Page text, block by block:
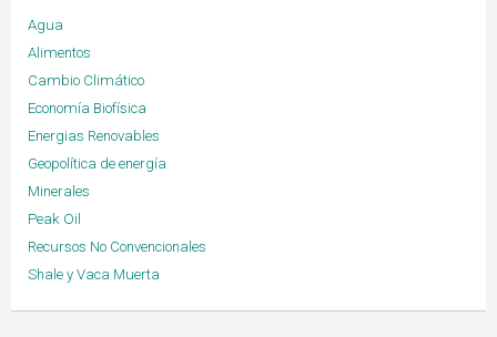
Agua
Alimentos
Cambio Climático
Economía Biofísica
Energias Renovables
Geopolítica de energía
Minerales
Peak Oil
Recursos No Convencionales
Shale y Vaca Muerta